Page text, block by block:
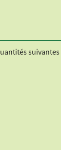
suivantes